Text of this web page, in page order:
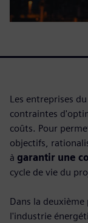
Les entreprises
contraintes
coûts. Pour
objectifs,
à garantir une
cycle de vie du
Dans la
l'industrie